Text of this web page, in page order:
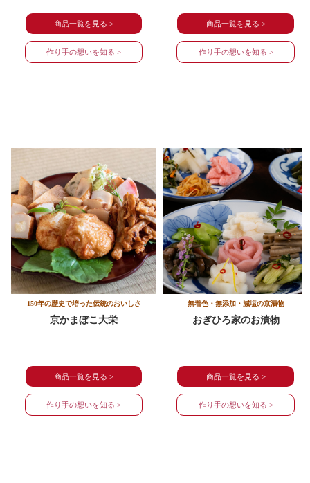
商品一覧を見る >
作り手の想いを知る >
商品一覧を見る >
作り手の想いを知る >
150年の歴史で培った伝統のおいしさ
京かまぼこ大栄
商品一覧を見る >
作り手の想いを知る >
無着色・無添加・減塩の京漬物
おぎひろ家のお漬物
商品一覧を見る >
作り手の想いを知る >